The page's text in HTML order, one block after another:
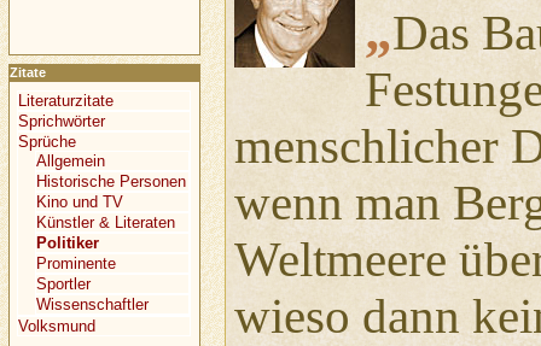
„Das
menschlicher
wenn man
Weltmeere
wieso dann
Zitate
Literaturzitate
Sprichwörter
Sprüche
Allgemein
Historische Personen
Kino und TV
Künstler & Literaten
Politiker
Prominente
Sportler
Wissenschaftler
Volksmund